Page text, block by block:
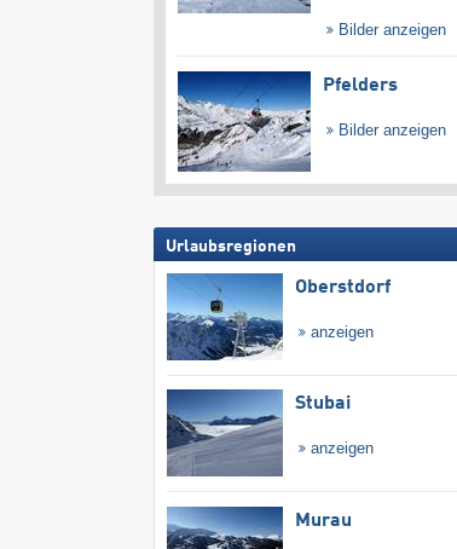
Bilder anzeigen
Pfelders
Bilder anzeigen
Urlaubsregionen
Oberstdorf
anzeigen
Stubai
anzeigen
Murau